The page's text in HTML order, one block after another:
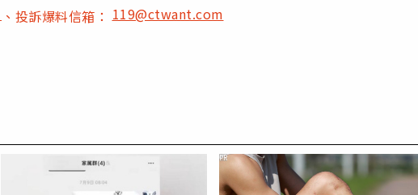
、投訴爆料信箱：119@ctwant.com
PR